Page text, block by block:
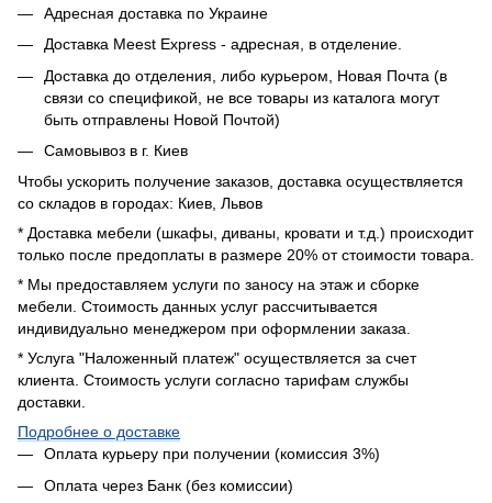
Адресная доставка по Украине
Доставка Meest Express - адресная, в отделение.
Доставка до отделения, либо курьером, Новая Почта (в
связи со спецификой, не все товары из каталога могут
быть отправлены Новой Почтой)
Самовывоз в г. Киев
Чтобы ускорить получение заказов, доставка осуществляется
со складов в городах: Киев, Львов
* Доставка мебели (шкафы, диваны, кровати и т.д.) происходит
только после предоплаты в размере 20% от стоимости товара.
* Мы предоставляем услуги по заносу на этаж и сборке
мебели. Стоимость данных услуг рассчитывается
индивидуально менеджером при оформлении заказа.
* Услуга "Наложенный платеж" осуществляется за счет
клиента. Стоимость услуги согласно тарифам службы
доставки.
Подробнее о доставке
Оплата курьеру при получении (комиссия 3%)
Оплата через Банк (без комиссии)